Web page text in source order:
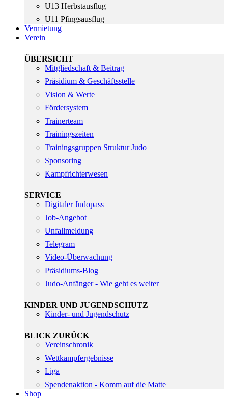
U13 Herbstausflug
U11 Pfingsausflug
Vermietung
Verein
ÜBERSICHT
Mitgliedschaft & Beitrag
Präsidium & Geschäftsstelle
Vision & Werte
Fördersystem
Trainerteam
Trainingszeiten
Trainingsgruppen Struktur Judo
Sponsoring
Kampfrichterwesen
SERVICE
Digitaler Judopass
Job-Angebot
Unfallmeldung
Telegram
Video-Überwachung
Präsidiums-Blog
Judo-Anfänger - Wie geht es weiter
KINDER UND JUGENDSCHUTZ
Kinder- und Jugendschutz
BLICK ZURÜCK
Vereinschronik
Wettkampfergebnisse
Liga
Spendenaktion - Komm auf die Matte
Shop